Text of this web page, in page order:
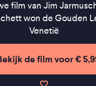
film van Jim
won de Gouden
Venetië
de film voor €